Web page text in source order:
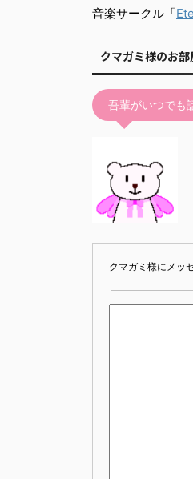
音楽サークル「
クマガミ様のお部
吾輩がいつでも
クマガミ様にメッ